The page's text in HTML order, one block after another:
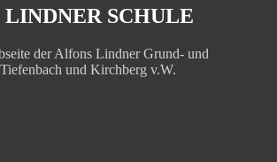
LINDNER SCHULE
der Alfons Lindner Grund- und
und Kirchberg v.W.